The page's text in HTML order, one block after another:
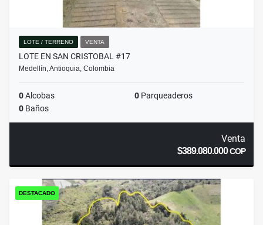
LOTE / TERRENO VENTA
LOTE EN SAN CRISTOBAL #17
Medellín, Antioquia, Colombia
0Alcobas 0 Parqueaderos
0 Baños
Venta
$389.080.000COP
DESTACADO